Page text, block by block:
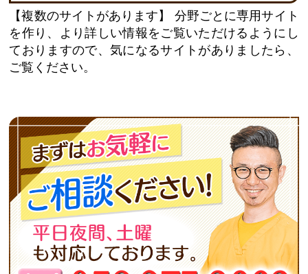
【複数のサイトがあります】
分野ごとに専用サイト
を作り、より詳しい情報をご覧いただけるようにし
ておりますので、気になるサイトがありましたら、
ご覧ください。